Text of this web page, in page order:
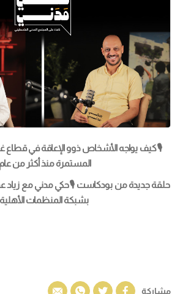
🎙كيف يواجه الأشخاص ذوو الإعاقة في قطاع
المستمرة منذ أكثر من
حلقة جديدة من بودكاست 🎙حكي مدني مع زياد
بشبكة المنظمات الأهلية
مشاركة